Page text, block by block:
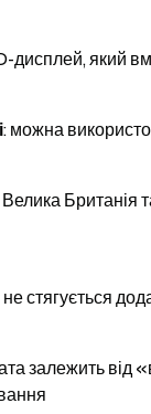
дисплей, який
: можна
Велика Британія
не стягується
залежить від